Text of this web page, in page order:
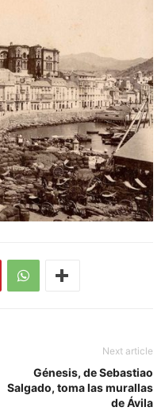
Next article
Génesis, de Sebastiao
Salgado, toma las murallas
de Ávila